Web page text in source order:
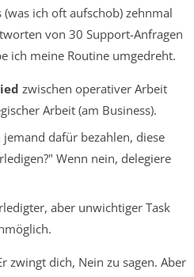
ich oft aufschob) zehnmal
von 30 Support-Anfragen
ich meine Routine umgedreht.
zwischen operativer Arbeit
Arbeit (am Business).
dafür bezahlen, diese
Wenn nein, delegiere
aber unwichtiger Task
zwingt dich, Nein zu sagen. Aber